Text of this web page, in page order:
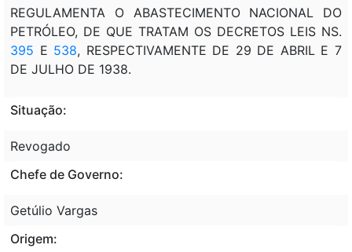
REGULAMENTA O ABASTECIMENTO NACIONAL DO
PETRÓLEO, DE QUE TRATAM OS DECRETOS LEIS NS.
395 E 538, RESPECTIVAMENTE DE 29 DE ABRIL E 7
DE JULHO DE 1938.
Situação:
Revogado
Chefe de Governo:
Getúlio Vargas
Origem: